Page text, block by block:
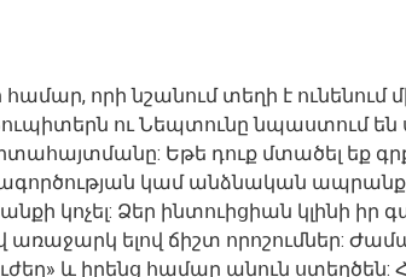
համար, որի նշանում տեղի է ունենում
ու Նեպտունը նպաստում
Եթե դուք մտածել եք
կամ անձնական
կոչել: Ձեր ինտուիցիան կլինի
առաջարկ ելով ճիշտ որոշումներ:
և իրենց համար անուն ստեղծեն: